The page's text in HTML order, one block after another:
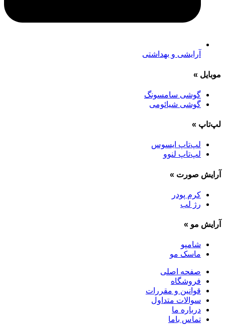
آرایشی و بهداشتی
موبایل »
گوشی سامسونگ
گوشی شیائومی
لپ‌تاپ »
لپ‌تاپ ایسوس
لپ‌تاپ لنوو
آرایش صورت »
کرم پودر
رژ لب
آرایش مو »
شامپو
ماسک مو
صفحه اصلی
فروشگاه
قوانین و مقررات
سوالات متداول
درباره ما
تماس باما